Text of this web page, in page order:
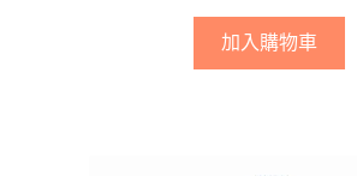
加入購物車